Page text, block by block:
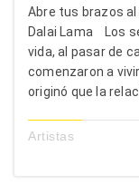
Abre tus brazos al
Dalai Lama Los
vida, al pasar de
comenzaron a
originó que la
Artistas